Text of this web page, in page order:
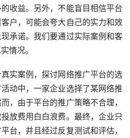
收益。另外，不能盲目相信平台
户，可能会夸大自己的实力和效
承诺。我们要通过实际案例和客
情况。
实案例，探讨网络推广平台的选
动中，一家企业选择了某网络推
，由于平台的推广策略不合理，
放费用白白浪费。最终，企业只
台，并且经过反复测试和评估，